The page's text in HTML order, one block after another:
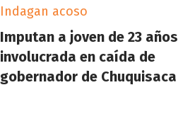
Indagan acoso
Imputan a joven de 23 años
involucrada en caída de
gobernador de Chuquisaca